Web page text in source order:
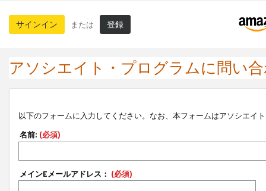
サインイン または 登録
アソシエイト・プログラムに問い
以下のフォームに入力してください。なお、本フォームはアソシエイ
名前: (必須)
メインEメールアドレス： (必須)